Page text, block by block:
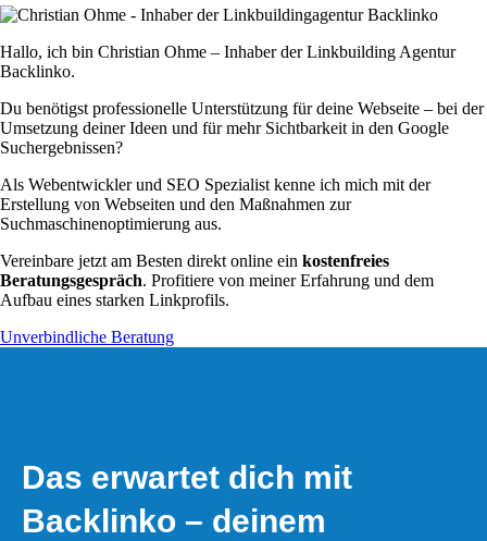
Hallo, ich bin Christian Ohme – Inhaber der Linkbuilding Agentur
Backlinko.
Du benötigst professionelle Unterstützung für deine Webseite – bei der
Umsetzung deiner Ideen und für mehr Sichtbarkeit in den Google
Suchergebnissen?
Als Webentwickler und SEO Spezialist kenne ich mich mit der
Erstellung von Webseiten und den Maßnahmen zur
Suchmaschinenoptimierung aus.
Vereinbare jetzt am Besten direkt online ein kostenfreies
Beratungsgespräch. Profitiere von meiner Erfahrung und dem
Aufbau eines starken Linkprofils.
Unverbindliche Beratung
Das erwartet dich mit
Backlinko – deinem